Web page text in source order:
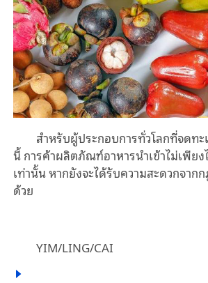
สำหรับผู้ประกอบการทั่วโลกที่จดท
นี้ การค้าผลิตภัณฑ์อาหารนำเข้าไม่เพีย
เท่านั้น หากยังจะได้รับความสะดวกจา
ด้วย
YIM/LING/CAI